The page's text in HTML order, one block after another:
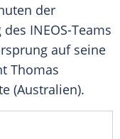
der
INEOS-Teams
auf seine
Thomas
(Australien).